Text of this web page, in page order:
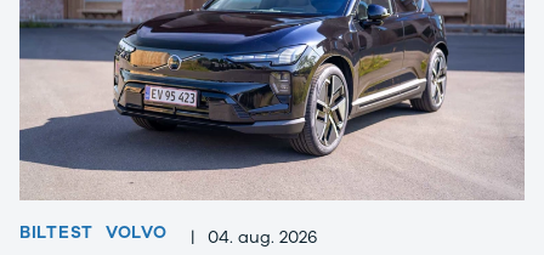
BILTEST VOLVO | 04. aug. 2026